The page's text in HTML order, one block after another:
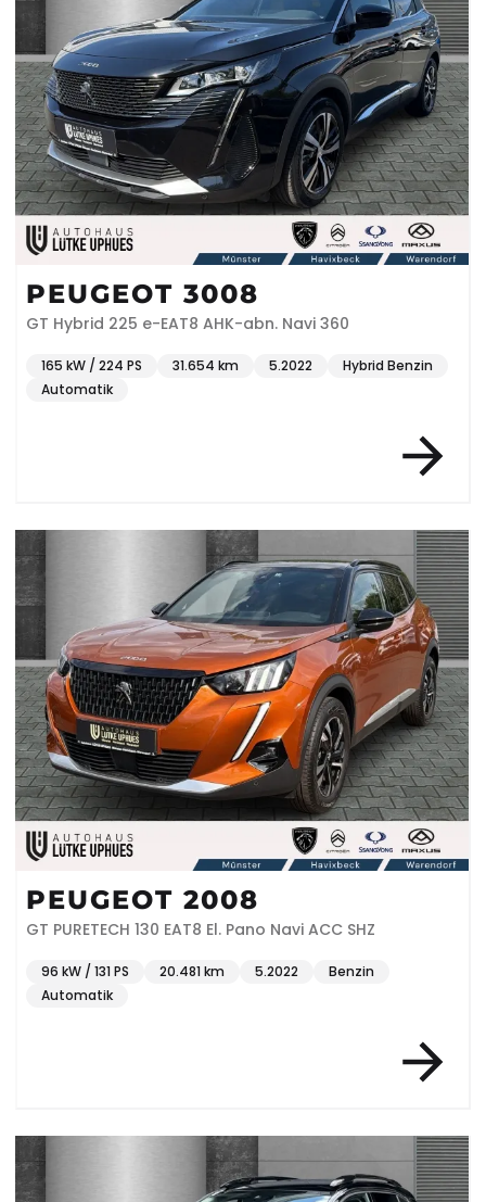
PEUGEOT 3008
GT Hybrid 225 e-EAT8 AHK-abn. Navi 360
165 kW / 224 PS 31.654 km 5.2022
Hybrid Benzin
Automatik
PEUGEOT 2008
GT PURETECH 130 EAT8 El. Pano Navi ACC SHZ
96 kW / 131 PS 20.481 km 5.2022
Benzin
Automatik